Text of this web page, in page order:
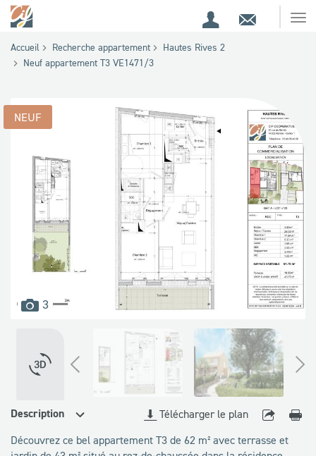
Espace
Espace
client
Contact
Accueil Recherche appartement
Hautes Rives 2
Neuf appartement T3 VE1471/3
NEUF
3images
VOIR LA VISITE 360°
Télécharger le plan
Description
Découvrez ce bel appartement T3 de 62 m² avec terrasse et